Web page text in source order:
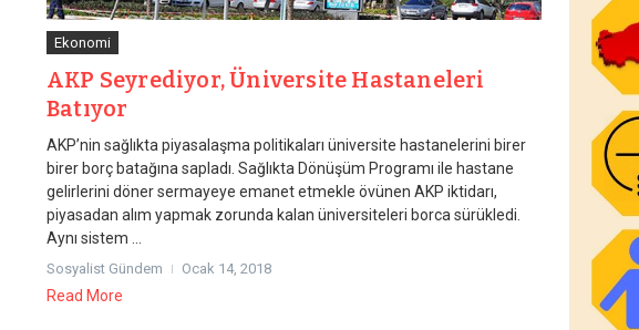
Ekonomi
AKP Seyrediyor, Üniversite Hastaneleri
Batıyor
AKP’nin sağlıkta piyasalaşma politikaları üniversite hastanelerini birer
birer borç batağına sapladı. Sağlıkta Dönüşüm Programı ile hastane
gelirlerini döner sermayeye emanet etmekle övünen AKP iktidarı,
piyasadan alım yapmak zorunda kalan üniversiteleri borca sürükledi.
Aynı sistem ...
Sosyalist Gündem Ocak 14, 2018
Read More